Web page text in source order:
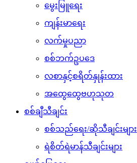
မွေးမြူရေး
ကျန်းမာရေး
လက်မှုပညာ
စစ်ဘက်ဥပဒေ
လစာနှင့်စရိတ်နှုန်းထား
အထွေထွေဗဟုသုတ
စစ်ချီသီချင်း
စစ်သည်ရေး/ဆိုသီချင်းများ
ရဲစိတ်ရဲမာန်သီချင်းများ